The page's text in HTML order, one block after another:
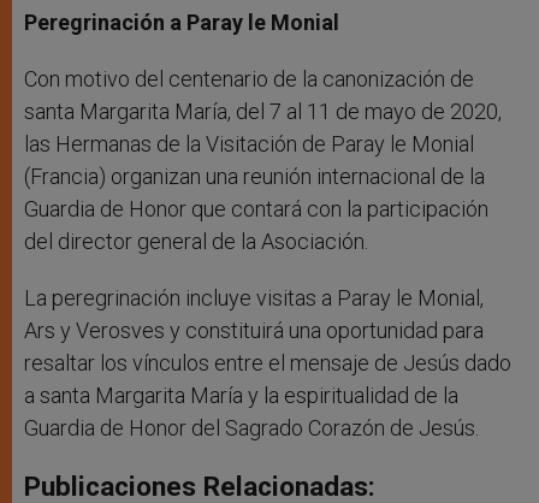
Peregrinación a Paray le Monial
Con motivo del centenario de la canonización de
santa Margarita María, del 7 al 11 de mayo de 2020,
las Hermanas de la Visitación de Paray le Monial
(Francia) organizan una reunión internacional de la
Guardia de Honor que contará con la participación
del director general de la Asociación.
La peregrinación incluye visitas a Paray le Monial,
Ars y Verosves y constituirá una oportunidad para
resaltar los vínculos entre el mensaje de Jesús dado
a santa Margarita María y la espiritualidad de la
Guardia de Honor del Sagrado Corazón de Jesús.
Publicaciones Relacionadas: